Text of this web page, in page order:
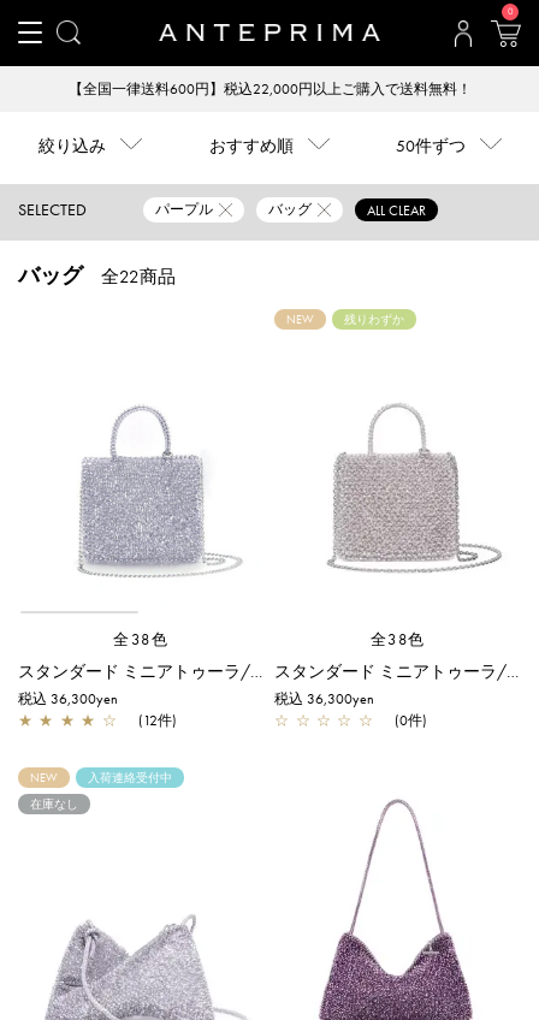
0
【全国一律送料600円】税込22,000円以上ご購入で送料無料！
絞り込み おすすめ順 50件ずつ
SELECTED パープル バッグ ALL CLEAR
バッグ 全22商品
全38色
スタンダード ミニアトゥーラ/ラベンダーシルバー
税込 36,300yen
★ ★ ★ ★ ☆ (12件)
NEW 残りわずか
全38色
スタンダード ミニアトゥーラ/ロート アルボルド
税込 36,300yen
☆ ☆ ☆ ☆ ☆ (0件)
NEW
入荷連絡受付中
在庫なし